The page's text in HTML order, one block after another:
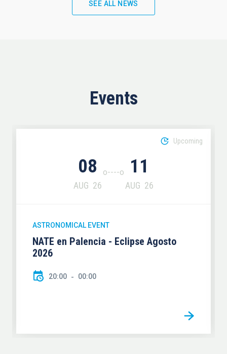
SEE ALL NEWS
Events
08
AUG 26
11
AUG 26
Upcoming
ASTRONOMICAL EVENT
NATE en Palencia - Eclipse Agosto
2026
20:00 00:00